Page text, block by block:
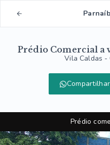
Prédio Comercial a
Vila Caldas -
Compartilhar
Prédio